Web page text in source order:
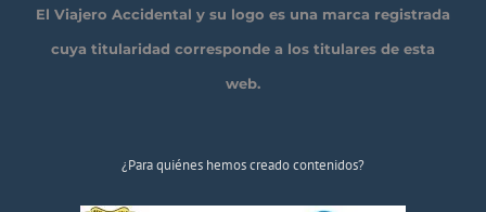
El Viajero Accidental y su logo es una marca registrada
cuya titularidad corresponde a los titulares de esta
web.
¿Para quiénes hemos creado contenidos?